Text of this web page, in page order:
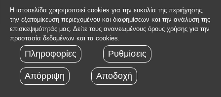
Η ιστοσελίδα χρησιμοποιεί cookies για την ευκολία της περιήγησης,
την εξατομίκευση περιεχομένου και διαφημίσεων και την ανάλυση της
επισκεψιμότητάς μας. Δείτε τους ανανεωμένους όρους χρήσης για την
προστασία δεδομένων και τα cookies.
Πληροφορίες Ρυθμίσεις
Απόρριψη Αποδοχή